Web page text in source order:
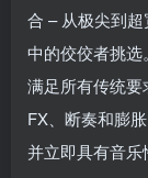
合 – 从极尖到
中的佼佼者挑选
满足所有传统
FX、断奏和膨
并立即具有音乐